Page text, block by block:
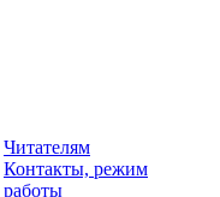
Читателям
Контакты, режим
работы